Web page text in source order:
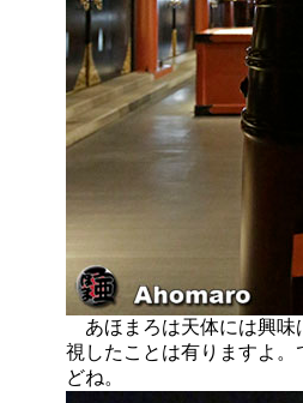
あほまろは天体には興味
視したことは有りますよ
どね。